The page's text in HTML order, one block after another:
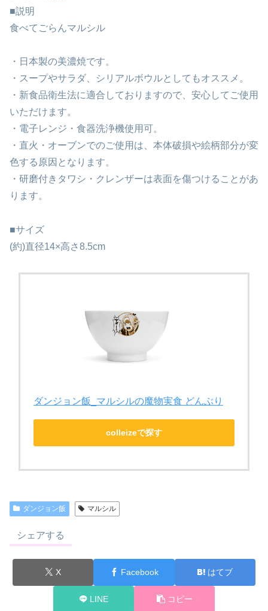
■説明
食べてごらんマルシル
・日本製の美濃焼です。
・スープやサラダ、シリアルボウルとしてもオススメ。
・新食品衛生法に適合しておりますので、安心してご使用
いただけます。
・電子レンジ・食器洗浄機使用可。
・直火・オーブンでのご使用は、本体破損や絵柄部分が変
色する原因となります。
・研磨付きタワシ・クレンザーは表面を傷つけることがあ
ります。
■サイズ
(約)直径14×高さ8.5cm
ダンジョン飯_マルシルの魔物実食 どんぶり
colleizeで探す
ダンジョン飯 マルシル
シェアする
X Facebook はてブ
LINE コピー